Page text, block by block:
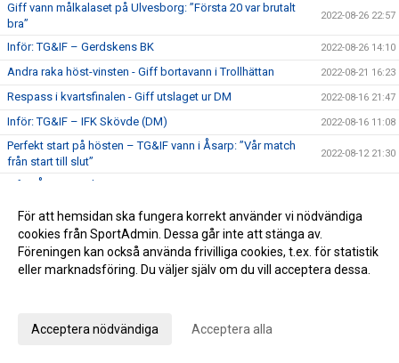
Giff vann målkalaset på Ulvesborg: ”Första 20 var brutalt
bra”
2022-08-26 22:57
Inför: TG&IF – Gerdskens BK 2022-08-26 14:10
Andra raka höst-vinsten - Giff bortavann i Trollhättan 2022-08-21 16:23
Respass i kvartsfinalen - Giff utslaget ur DM 2022-08-16 21:47
Inför: TG&IF – IFK Skövde (DM) 2022-08-16 11:08
Perfekt start på hösten – TG&IF vann i Åsarp: ”Vår match
från start till slut”
2022-08-12 21:30
Inför: Åsarp-Trädet FK – TG&IF
Arvid förstärker TG&IF:s målvaktssida: ”Kul och lärorikt att
testa på något nytt”
2022-08-09 13:15
Giff-seger i Fair Play Cup: ”En väl genomförd turnering” 2022-08-07 20:36
”En bra match mot ett bra motstånd” – Men TG&IF föll i
Vinnare i vårtipset
För att hemsidan ska fungera korrekt använder vi nödvändiga
cookies från SportAdmin. Dessa går inte att stänga av.
Föreningen kan också använda frivilliga cookies, t.ex. för statistik
eller marknadsföring. Du väljer själv om du vill acceptera dessa.
Acceptera nödvändiga Acceptera alla